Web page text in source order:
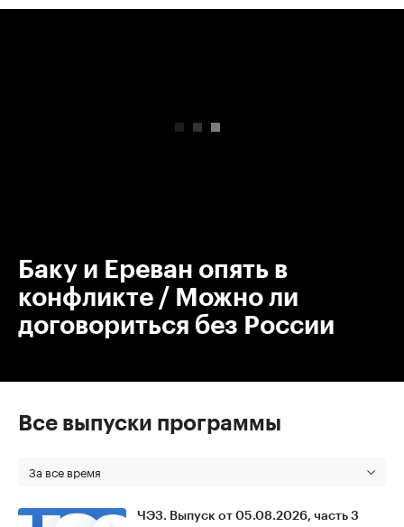
Баку и Ереван опять в
конфликте / Можно ли
договориться без России
Все выпуски программы
За все время
ЧЭЗ. Выпуск от 05.08.2026, часть 3